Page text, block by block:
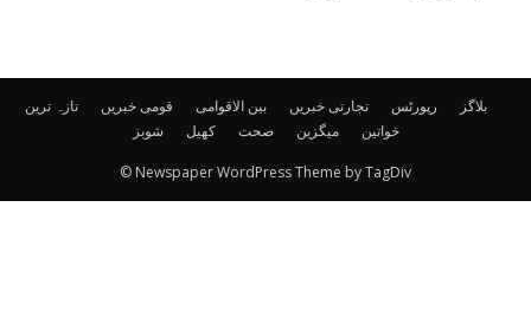
تازہ ترین قومی خبریں بین الاقوامی تجارتی خبریں رپورٹس
بلاگز
شوبز
کھیل صحت میگزین خواتین
© Newspaper WordPress Theme by TagDiv